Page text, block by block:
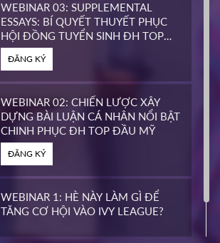
ĐĂNG KÝ
PIERCE COLLEGE
ĐĂNG KÝ
WHATCOM COMMUNITY COLLEGE
ĐĂNG KÝ
WEBINAR 03: SUPPLEMENTAL
ESSAYS: BÍ QUYẾT THUYẾT PHỤC
HỘI ĐỒNG TUYỂN SINH ĐH TOP
ĐẦU MỸ
ĐĂNG KÝ
WEBINAR 02: CHIẾN LƯỢC XÂY
DỰNG BÀI LUẬN CÁ NHÂN NỔI BẬT
CHINH PHỤC ĐH TOP ĐẦU MỸ
ĐĂNG KÝ
WEBINAR 1: HÈ NÀY LÀM GÌ ĐỂ
TĂNG CƠ HỘI VÀO IVY LEAGUE?